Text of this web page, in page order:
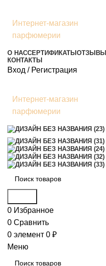
Интернет-магазин
парфюмерии
О НАССЕРТИФИКАТЫ ОТЗЫВЫ
КОНТАКТЫ
Вход / Регистрация
Интернет-магазин
парфюмерии
0 Избранное
0 Сравнить
0 элемент 0 ₽
Меню